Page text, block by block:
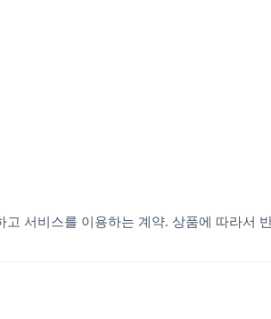
서비스를 이용하는 계약. 상품에 따라서